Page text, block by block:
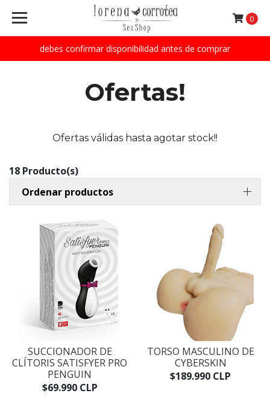
debes confirmar disponibilidad antes de comprar
0
Ofertas!
Ofertas válidas hasta agotar stock!!
18 Producto(s)
Ordenar productos
SUCCIONADOR DE
CLÍTORIS SATISFYER PRO
PENGUIN
$69.990 CLP
TORSO MASCULINO DE
CYBERSKIN
$189.990 CLP